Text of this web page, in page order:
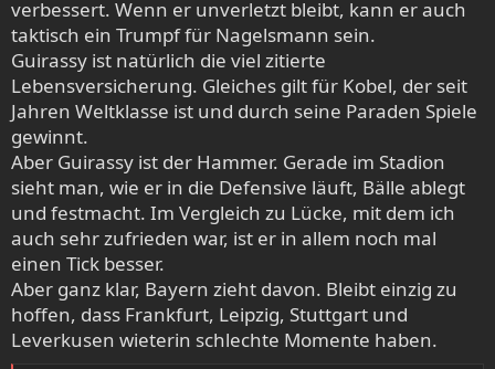
verbessert. Wenn er unverletzt bleibt, kann er auch
taktisch ein Trumpf für Nagelsmann sein.
Guirassy ist natürlich die viel zitierte
Lebensversicherung. Gleiches gilt für Kobel, der seit
Jahren Weltklasse ist und durch seine Paraden Spiele
gewinnt.
Aber Guirassy ist der Hammer. Gerade im Stadion
sieht man, wie er in die Defensive läuft, Bälle ablegt
und festmacht. Im Vergleich zu Lücke, mit dem ich
auch sehr zufrieden war, ist er in allem noch mal
einen Tick besser.
Aber ganz klar, Bayern zieht davon. Bleibt einzig zu
hoffen, dass Frankfurt, Leipzig, Stuttgart und
Leverkusen wieterin schlechte Momente haben.